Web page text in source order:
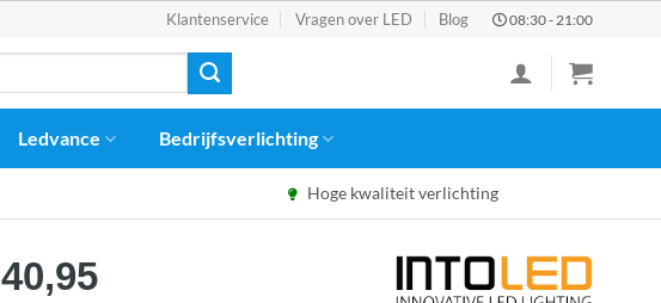
Klantenservice Vragen over LED Blog 08:30 - 21:00
Ledvance Bedrijfsverlichting
Hoge kwaliteit verlichting
40,95